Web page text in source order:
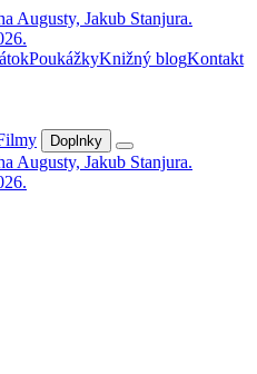
PoukážkyKnižný blogKontakt
Doplnky